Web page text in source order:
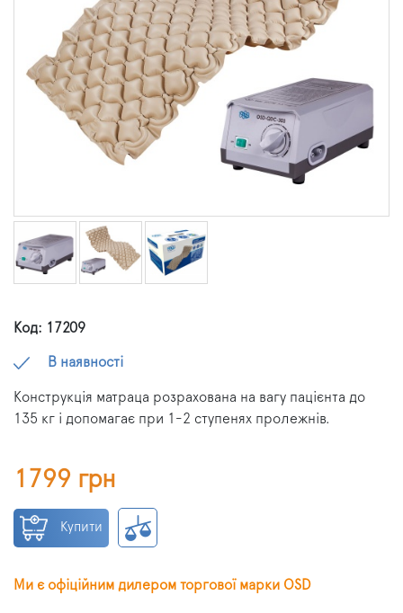
Код: 17209
В наявності
Конструкція матраца розрахована на вагу пацієнта до
135 кг і допомагає при 1-2 ступенях пролежнів.
1799 грн
Купити
Ми є офіційним дилером торгової марки OSD